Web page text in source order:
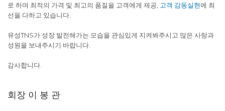
로 하며 최적의 가격 및 최고의 품질을 고객에게 제공, 고객 감동실현에 최
선을 다하고 있습니다.
유성TNS가 성장 발전해가는 모습을 관심있게 지켜봐주시고 많은 사랑과
성원을 보내주시기 바랍니다.
감사합니다.
회장 이 봉 관